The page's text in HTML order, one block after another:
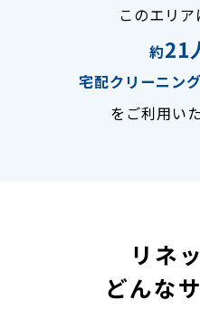
このエリ
約21
宅配クリーニング
をご利用い
リネ
どんな